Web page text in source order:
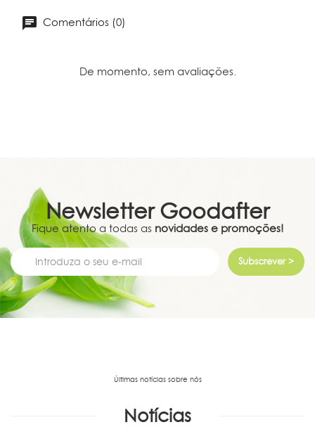
Comentários (0)
De momento, sem avaliações.
Newsletter Goodafter
Fique atento a todas as novidades e promoções!
Subscrever >
Últimas notícias sobre nós
Notícias